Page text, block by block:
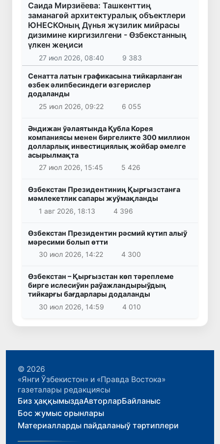
Саида Мирзиёева: Ташкенттиң
заманагөй архитектуралық объектлери
ЮНЕСКОның Дүнья жүзилик мийрасы
дизимине киргизилгени - Өзбекстанның
үлкен жеңиси
27 июл 2026, 08:40 9 383
Сенатта латын графикасына тийкарланған
өзбек әлипбесиндеги өзгерислер
додаланды
25 июл 2026, 09:22
6 055
Әндижан ўәлаятында Қубла Корея
компаниясы менен биргеликте 300 миллион
долларлық инвестициялық жойбар әмелге
асырылмақта
27 июл 2026, 15:45
5 426
Өзбекстан Президентиниң Қырғызстанға
мәмлекетлик сапары жуўмақланды
1 авг 2026, 18:13
4 396
Өзбекстан Президентин рәсмий күтип алыў
мәресими болып өтти
30 июл 2026, 14:22
4 300
Өзбекстан – Қырғызстан көп тәреплеме
бирге ислесиўин раўажландырыўдың
тийкарғы бағдарлары додаланды
30 июл 2026, 14:59
4 010
© 2026
«Янги Ўзбекистон» и «Правда Востока»
газеталары редакциясы
Биз ҳаққымыздаАвторларБайланыс
Бос жумыс орынлары
Материалларды пайдаланыў тәртиплери